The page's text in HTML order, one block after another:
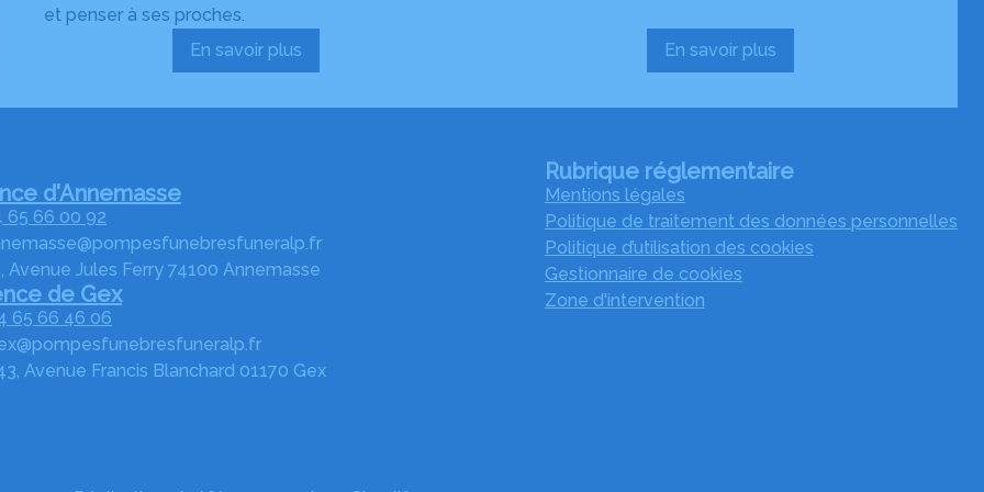
et penser à ses proches.
En savoir plus
:
ses
En savoir plus
:
aux
d'Annemasse
65 66 00 92
Avenue Jules Ferry 74100 Annemasse
de Gex
65 66 46 06
Avenue Francis Blanchard 01170 Gex
Rubrique réglementaire
Mentions légales
Politique de traitement des données personnelles
Politique d’utilisation des cookies
Gestionnaire de cookies
Zone d'intervention